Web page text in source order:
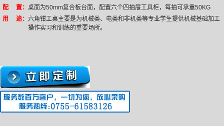
配 置： 桌面为50mm复合板台面，配置六个四抽屉工具柜，每抽可承重50KG
用 途： 六角钳工桌主要是为机械类、电类和非机类等专业学生提供机械基础加工
操作实习和训练的重要场所。